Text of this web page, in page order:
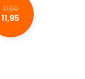
17,99
11,95